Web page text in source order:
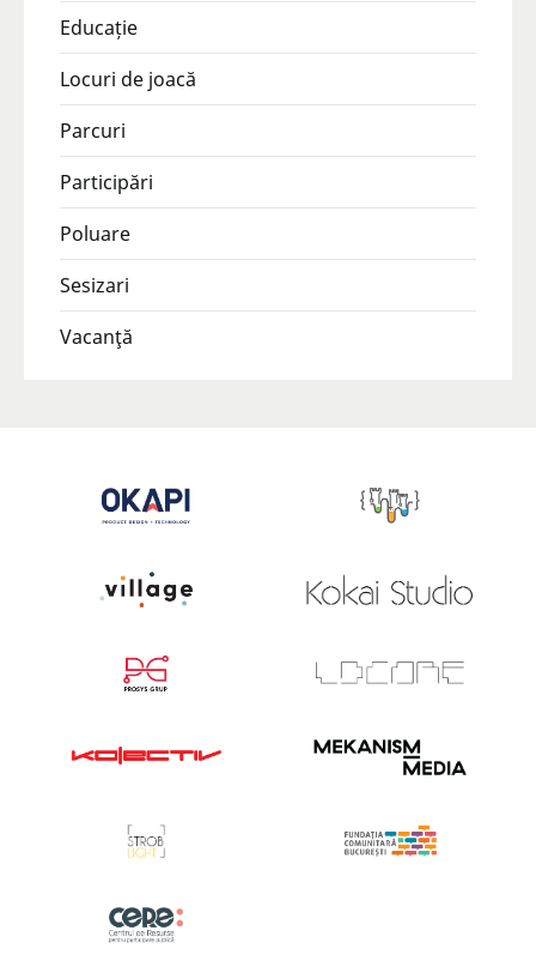
Educație
Locuri de joacă
Parcuri
Participări
Poluare
Sesizari
Vacanţă